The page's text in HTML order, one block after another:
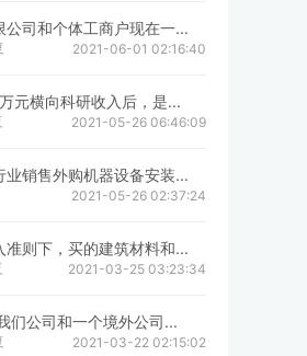
公司和个体工商户现在一...
2021-06-01 02:16:40
元横向科研收入后，是...
2021-05-26 06:46:09
业销售外购机器设备安装...
2021-05-26 02:37:24
准则下，买的建筑材料和...
2021-03-25 03:23:34
们公司和一个境外公司...
2021-03-22 02:15:02